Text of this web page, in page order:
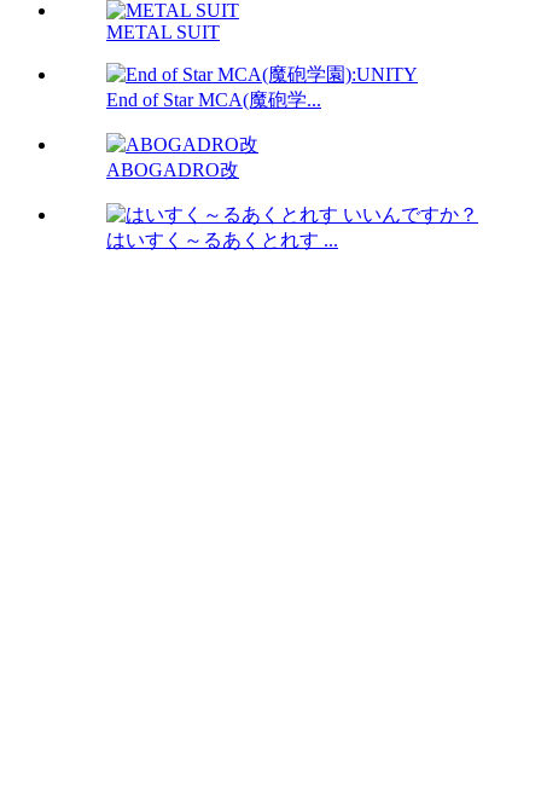
METAL SUIT
End of Star MCA(魔砲学...
ABOGADRO改
はいすく～るあくとれす ...